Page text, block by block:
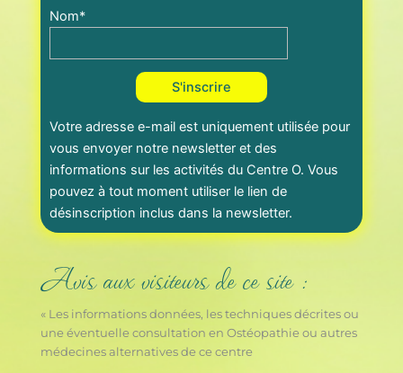
Nom*
Votre adresse e-mail est uniquement utilisée pour
vous envoyer notre newsletter et des
informations sur les activités du Centre O. Vous
pouvez à tout moment utiliser le lien de
désinscription inclus dans la newsletter.
Avis aux visiteurs de ce site :
« Les informations données, les techniques décrites ou
une éventuelle consultation en Ostéopathie ou autres
médecines alternatives de ce centre